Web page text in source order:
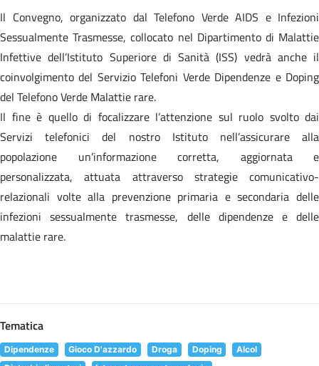
Il Convegno, organizzato dal Telefono Verde AIDS e Infezioni
Sessualmente Trasmesse, collocato nel Dipartimento di Malattie
Infettive dell’Istituto Superiore di Sanità (ISS) vedrà anche il
coinvolgimento del Servizio Telefoni Verde Dipendenze e Doping
del Telefono Verde Malattie rare.
Il fine è quello di focalizzare l’attenzione sul ruolo svolto dai
Servizi telefonici del nostro Istituto nell’assicurare alla
popolazione un’informazione corretta, aggiornata e
personalizzata, attuata attraverso strategie comunicativo-
relazionali volte alla prevenzione primaria e secondaria delle
infezioni sessualmente trasmesse, delle dipendenze e delle
malattie rare.
Tematica
Dipendenze Gioco D'azzardo Droga Doping
Alcol